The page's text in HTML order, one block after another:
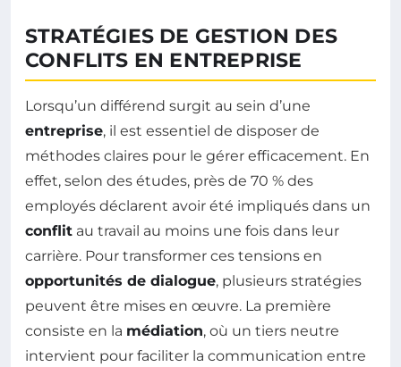
STRATÉGIES DE GESTION DES
CONFLITS EN ENTREPRISE
Lorsqu’un différend surgit au sein d’une
entreprise, il est essentiel de disposer de
méthodes claires pour le gérer efficacement. En
effet, selon des études, près de 70 % des
employés déclarent avoir été impliqués dans un
conflit au travail au moins une fois dans leur
carrière. Pour transformer ces tensions en
opportunités de dialogue, plusieurs stratégies
peuvent être mises en œuvre. La première
consiste en la médiation, où un tiers neutre
intervient pour faciliter la communication entre